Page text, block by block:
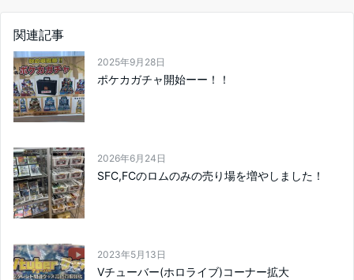
関連記事
2025年9月28日
ポケカガチャ開始ーー！！
2026年6月24日
SFC,FCのロムのみの売り場を増やしました！
2023年5月13日
Vチューバー(ホロライブ)コーナー拡大